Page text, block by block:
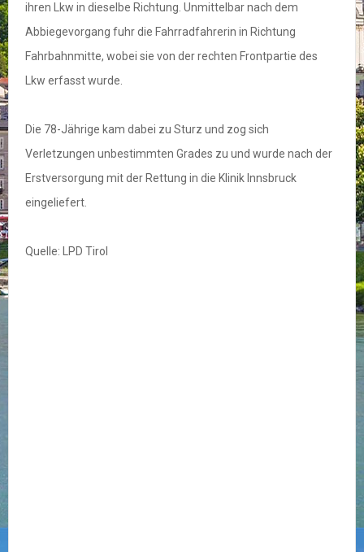
ihren Lkw in dieselbe Richtung. Unmittelbar nach dem
Abbiegevorgang fuhr die Fahrradfahrerin in Richtung
Fahrbahnmitte, wobei sie von der rechten Frontpartie des
Lkw erfasst wurde.
Die 78-Jährige kam dabei zu Sturz und zog sich
Verletzungen unbestimmten Grades zu und wurde nach der
Erstversorgung mit der Rettung in die Klinik Innsbruck
eingeliefert.
Quelle: LPD Tirol